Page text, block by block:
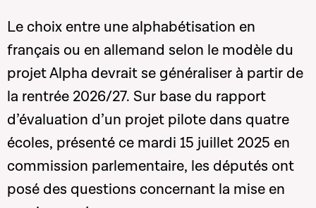
Le choix entre une alphabétisation en
français ou en allemand selon le modèle du
projet Alpha devrait se généraliser à partir de
la rentrée 2026/27. Sur base du rapport
d’évaluation d’un projet pilote dans quatre
écoles, présenté ce mardi 15 juillet 2025 en
commission parlementaire, les députés ont
posé des questions concernant la mise en